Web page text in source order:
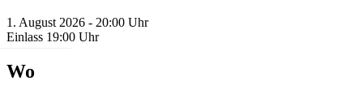
1. August 2026 - 20:00 Uhr
Einlass 19:00 Uhr
Wo